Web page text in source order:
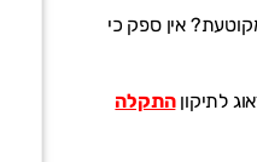
אין ספק כי
לתיקוןהתקלה